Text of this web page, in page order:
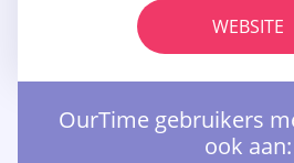
WEBSITE
OurTime gebruikers
ook aan: